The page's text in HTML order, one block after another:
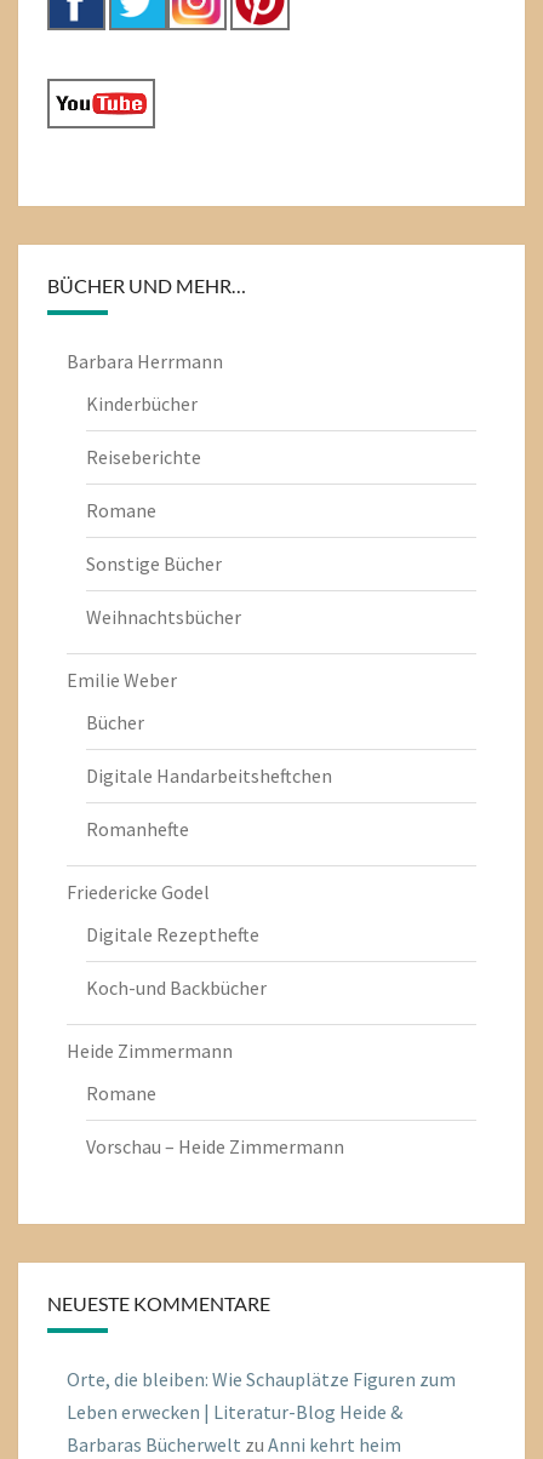
BÜCHER UND MEHR…
Barbara Herrmann
Kinderbücher
Reiseberichte
Romane
Sonstige Bücher
Weihnachtsbücher
Emilie Weber
Bücher
Digitale Handarbeitsheftchen
Romanhefte
Friedericke Godel
Digitale Rezepthefte
Koch-und Backbücher
Heide Zimmermann
Romane
Vorschau – Heide Zimmermann
NEUESTE KOMMENTARE
Orte, die bleiben: Wie Schauplätze Figuren zum
Leben erwecken | Literatur-Blog Heide &
Barbaras Bücherwelt zu Anni kehrt heim